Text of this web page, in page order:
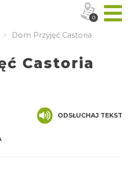
Dom Przyjęć Castoria
Castoria
ODSŁUCHAJ TEKST
0